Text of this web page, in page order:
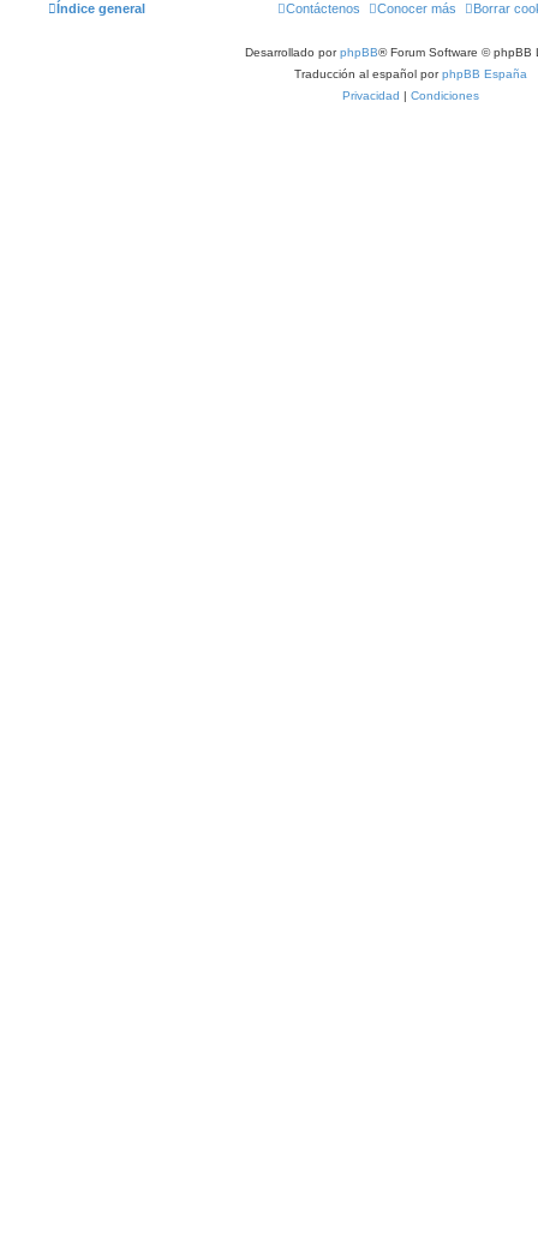
Índice general Borrar
Conocer más
Contáctenos
Desarrollado porphpBB® Forum Software © phpBB
Traducción al español porphpBB España
Privacidad | Condiciones